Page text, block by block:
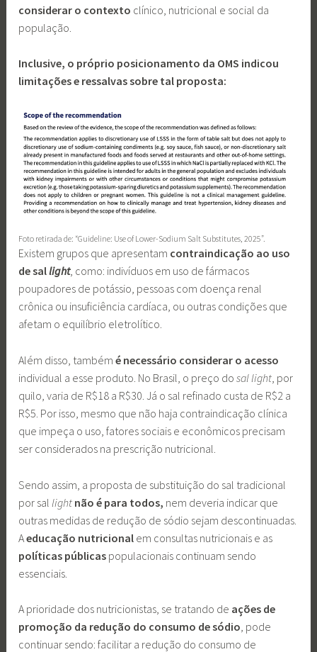
considerar o contexto clínico, nutricional e social da
população.
Inclusive, o próprio posicionamento da OMS indicou
limitações e ressalvas sobre tal proposta:
Foto retirada de: “Guideline: Use of Lower-Sodium Salt Substitutes, 2025”.
Existem grupos que apresentam contraindicação ao uso
de sallight, como: indivíduos em uso de fármacos
poupadores de potássio, pessoas com doença renal
crônica ou insuficiência cardíaca, ou outras condições que
afetam o equilíbrio eletrolítico.
Além disso, tambémé necessário considerar o acesso
individual a esse produto. No Brasil, o preço dosal light, por
quilo, varia de R$18 a R$30. Já o sal refinado custa de R$2 a
R$5. Por isso, mesmo que não haja contraindicação clínica
que impeça o uso, fatores sociais e econômicos precisam
ser considerados na prescrição nutricional.
Sendo assim, a proposta de substituição do sal tradicional
por sal light não é para todos, nem deveria indicar que
outras medidas de redução de sódio sejam descontinuadas.
Aeducação nutricional em consultas nutricionais e as
políticas públicas populacionais continuam sendo
essenciais.
A prioridade dos nutricionistas, se tratando de ações de
promoção da redução do consumo de sódio, pode
continuar sendo: facilitar a redução do consumo de